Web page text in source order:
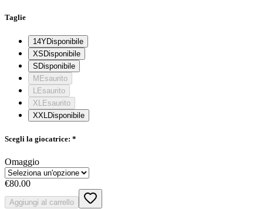
Taglie
14YDisponibile
XS Disponibile
S Disponibile
M Esaurito
Esaurito
XL
Esaurito
XXL
Disponibile
Scegli la giocatrice: *
Omaggio
€80.00
Aggiungi al carrello